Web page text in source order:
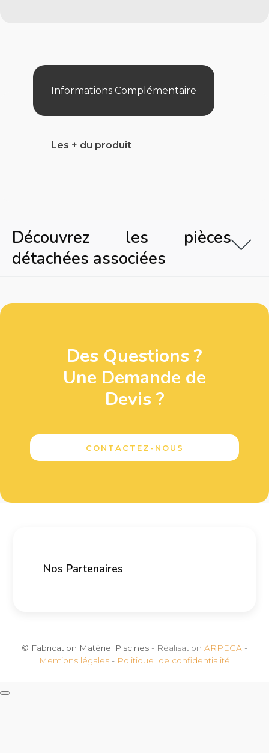
Vac
500/Evac
Pro/Sharkvac/Xl/Evac
Informations Complémentaire
Les + du produit
Découvrez les pièces
détachées associées
Des Questions ?
Une Demande de
Devis ?
CONTACTEZ-NOUS
Nos Partenaires
© Fabrication Matériel Piscines - Réalisation ARPEGA -
Mentions légales - Politique de confidentialité